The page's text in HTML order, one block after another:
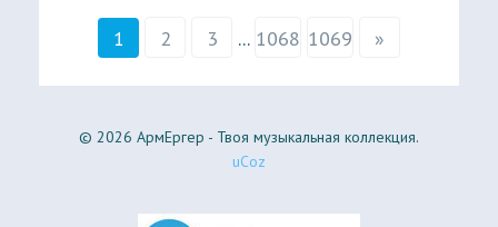
1 2 3 ... 1068 1069 »
© 2026 АрмЕргер - Твоя музыкальная коллекция.
uCoz